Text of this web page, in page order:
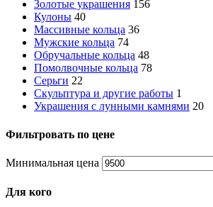
Золотые украшения 156
Кулоны 40
Массивные кольца 36
Мужские кольца 74
Обручальные кольца 48
Помолвочные кольца 78
Серьги 22
Скульптура и другие работы 1
Украшения с лунными камнями 20
Фильтровать по цене
Минимальная цена
Для кого